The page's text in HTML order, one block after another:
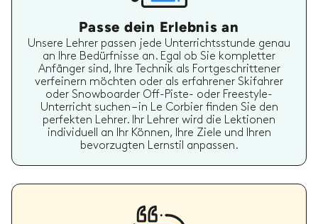
Passe dein Erlebnis an
Unsere Lehrer passen jede Unterrichtsstunde genau
an Ihre Bedürfnisse an. Egal ob Sie kompletter
Anfänger sind, Ihre Technik als Fortgeschrittener
verfeinern möchten oder als erfahrener Skifahrer
oder Snowboarder Off-Piste- oder Freestyle-
Unterricht suchen – in Le Corbier finden Sie den
perfekten Lehrer. Ihr Lehrer wird die Lektionen
individuell an Ihr Können, Ihre Ziele und Ihren
bevorzugten Lernstil anpassen.